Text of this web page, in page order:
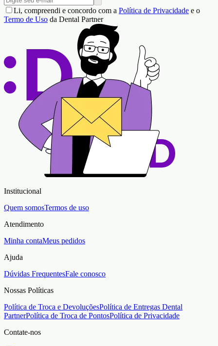
Li, compreendi e concordo com a Política de Privacidade e o
Termo de Uso da Dental Partner
Institucional
Quem somosTermos de uso
Atendimento
Minha contaMeus pedidos
Ajuda
Dúvidas FrequentesFale conosco
Nossas Políticas
Política de Troca e DevoluçõesPolítica de Entregas Dental
PartnerPolítica de Troca de PontosPolítica de Privacidade
Contate-nos